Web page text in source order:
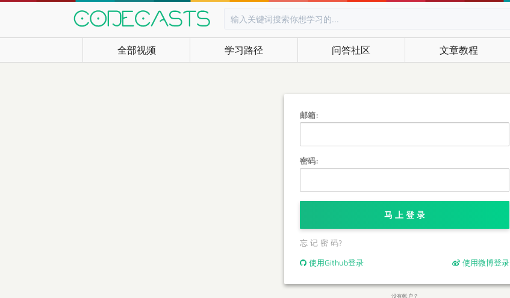
全部视频 学习路径 问答社区 文章教程
邮箱:
密码:
马 上 登 录
忘 记 密 码?
使用Github登录 使用微博登录
没有帐户？